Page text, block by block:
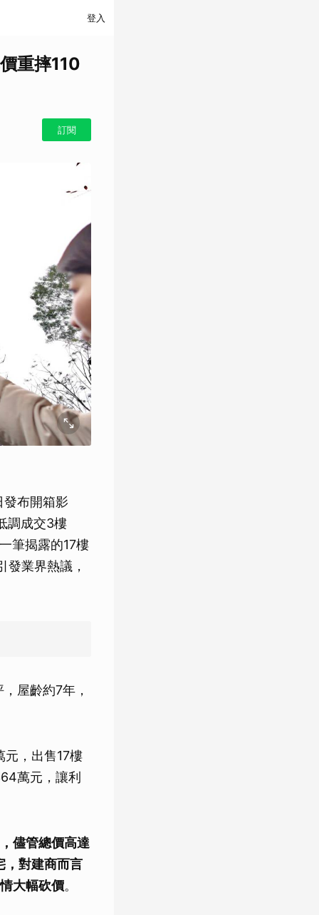
登入
重摔110
訂閱
布開箱影
調成交3樓
筆揭露的17樓
發業界熱議，
屋齡約7年，
，出售17樓
萬元，讓利
儘管總價高達
，對建商而言
大幅砍價。